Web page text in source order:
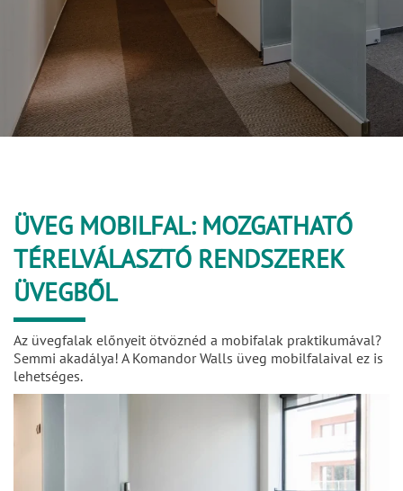
ÜVEG MOBILFAL: MOZGATHATÓ
TÉRELVÁLASZTÓ RENDSZEREK
ÜVEGBŐL
Az üvegfalak előnyeit ötvöznéd a mobifalak praktikumával?
Semmi akadálya! A Komandor Walls üveg mobilfalaival ez is
lehetséges.